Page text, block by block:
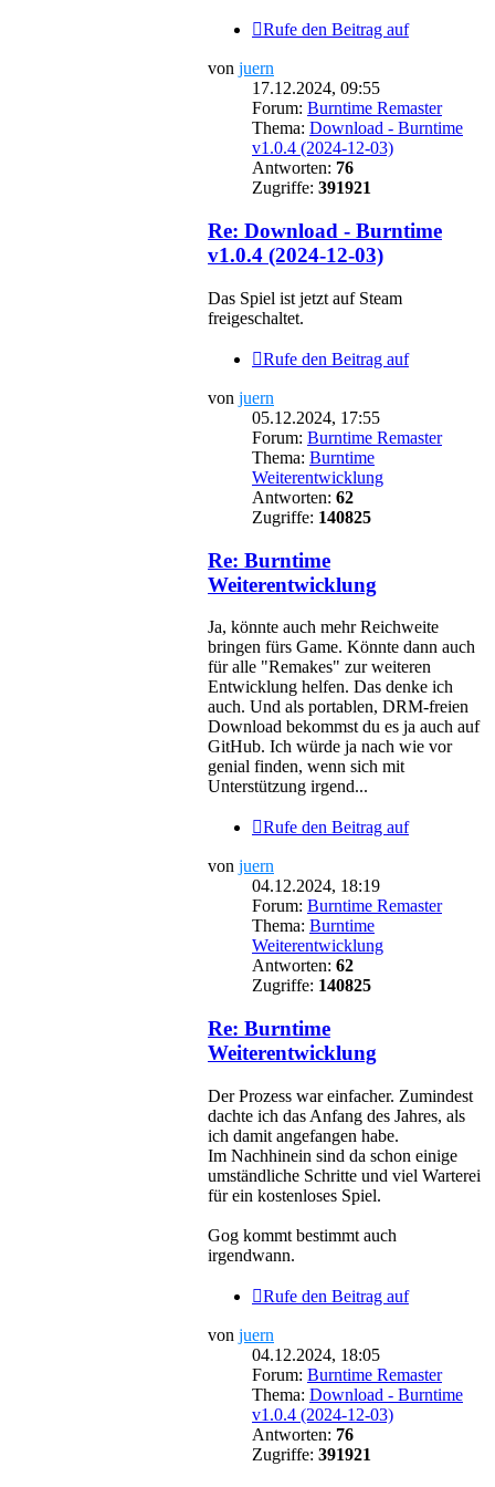
Rufe den Beitrag auf
von juern
17.12.2024, 09:55
Forum: Burntime Remaster
Thema: Download - Burntime
v1.0.4 (2024-12-03)
Antworten: 76
Zugriffe: 391921
Re: Download - Burntime
v1.0.4 (2024-12-03)
Das Spiel ist jetzt auf Steam
freigeschaltet.
Rufe den Beitrag auf
von juern
05.12.2024, 17:55
Forum: Burntime Remaster
Thema: Burntime
Weiterentwicklung
Antworten: 62
Zugriffe: 140825
Re: Burntime
Weiterentwicklung
Ja, könnte auch mehr Reichweite
bringen fürs Game. Könnte dann auch
für alle "Remakes" zur weiteren
Entwicklung helfen. Das denke ich
auch. Und als portablen, DRM-freien
Download bekommst du es ja auch auf
GitHub. Ich würde ja nach wie vor
genial finden, wenn sich mit
Unterstützung irgend...
Rufe den Beitrag auf
von juern
04.12.2024, 18:19
Forum: Burntime Remaster
Thema: Burntime
Weiterentwicklung
Antworten: 62
Zugriffe: 140825
Re: Burntime
Weiterentwicklung
Der Prozess war einfacher. Zumindest
dachte ich das Anfang des Jahres, als
ich damit angefangen habe.
Im Nachhinein sind da schon einige
umständliche Schritte und viel Warterei
für ein kostenloses Spiel.
Gog kommt bestimmt auch
irgendwann.
Rufe den Beitrag auf
von juern
04.12.2024, 18:05
Forum: Burntime Remaster
Thema: Download - Burntime
v1.0.4 (2024-12-03)
Antworten: 76
Zugriffe: 391921